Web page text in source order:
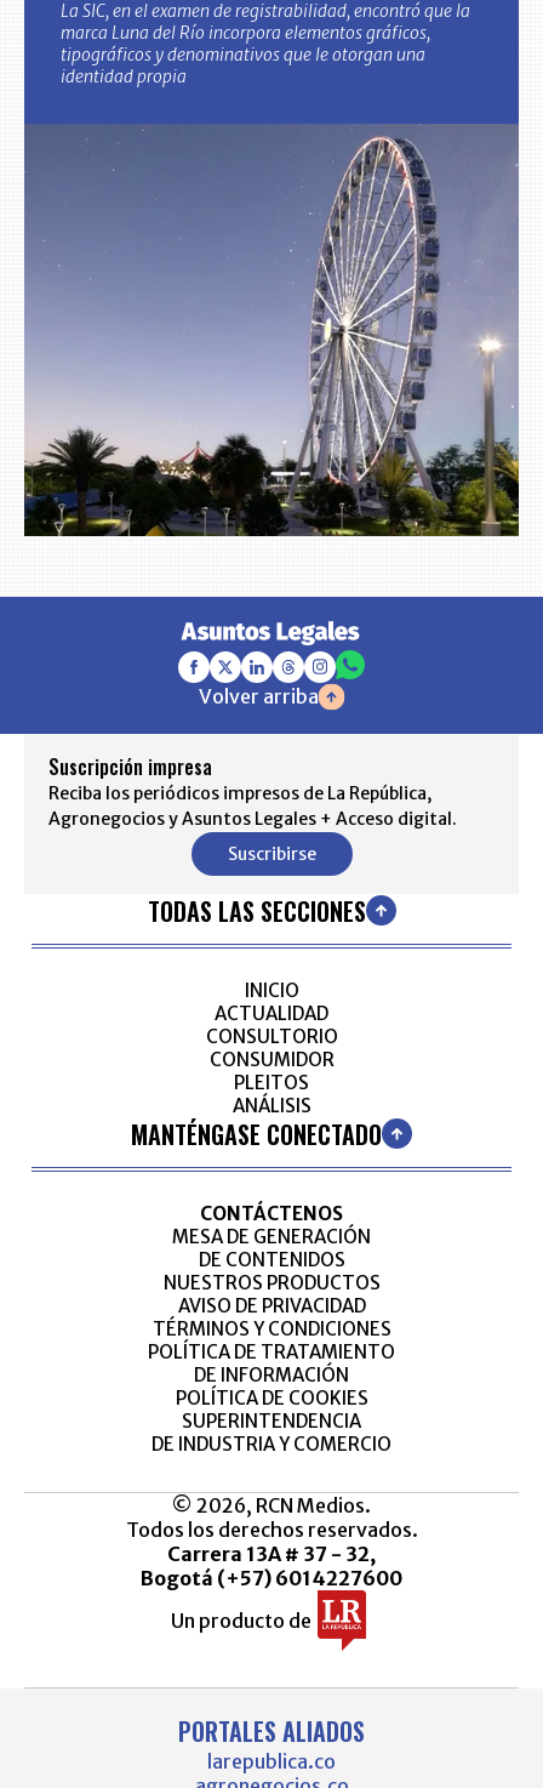
La SIC, en el examen de registrabilidad, encontró que la
marca Luna del Río incorpora elementos gráficos,
tipográficos y denominativos que le otorgan una
identidad propia
Volver arriba
Suscripción impresa
Reciba los periódicos impresos de La República,
Agronegocios y Asuntos Legales + Acceso digital.
Suscribirse
TODAS LAS SECCIONES
INICIO
ACTUALIDAD
CONSULTORIO
CONSUMIDOR
PLEITOS
ANÁLISIS
MANTÉNGASE CONECTADO
CONTÁCTENOS
MESA DE GENERACIÓN
DE CONTENIDOS
NUESTROS PRODUCTOS
AVISO DE PRIVACIDAD
TÉRMINOS Y CONDICIONES
POLÍTICA DE TRATAMIENTO
DE INFORMACIÓN
POLÍTICA DE COOKIES
SUPERINTENDENCIA
DE INDUSTRIA Y COMERCIO
© 2026, RCN Medios.
Todos los derechos reservados.
Carrera 13A # 37 - 32,
Bogotá (+57) 6014227600
Un producto de
PORTALES ALIADOS
larepublica.co